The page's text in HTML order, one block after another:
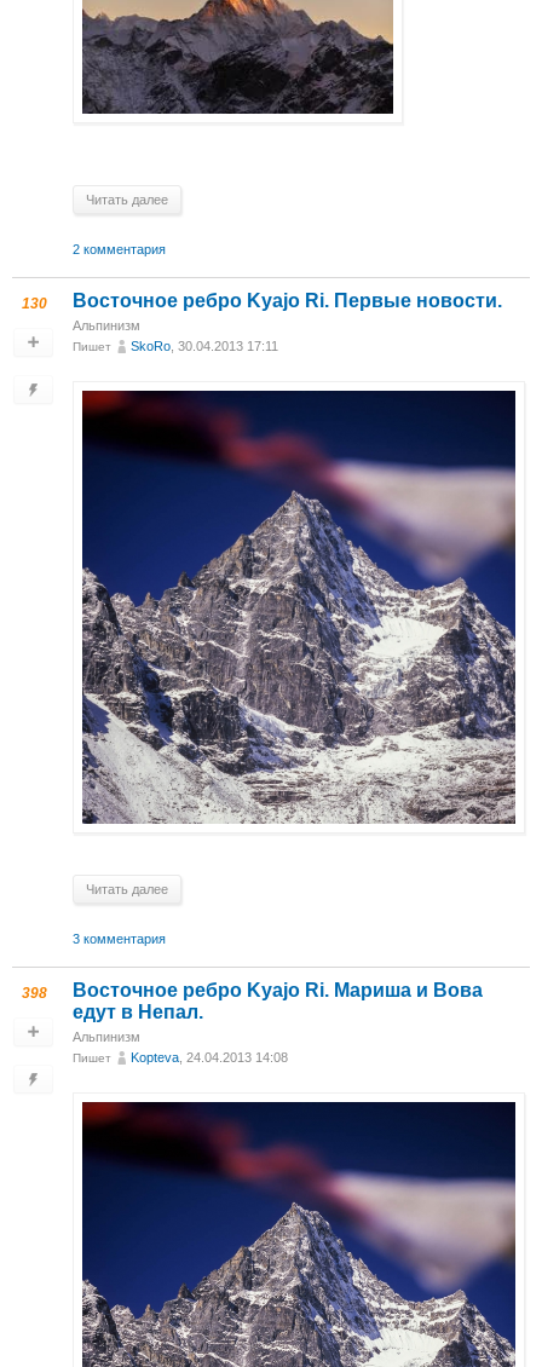
Читать далее
2 комментария
130 Восточное ребро Kyajo Ri. Первые новости.
Альпинизм
Пишет SkoRo , 30.04.2013 17:11
Читать далее
3 комментария
398
Восточное ребро Kyajo Ri. Мариша и Вова
едут в Непал.
Альпинизм
Пишет Kopteva , 24.04.2013 14:08